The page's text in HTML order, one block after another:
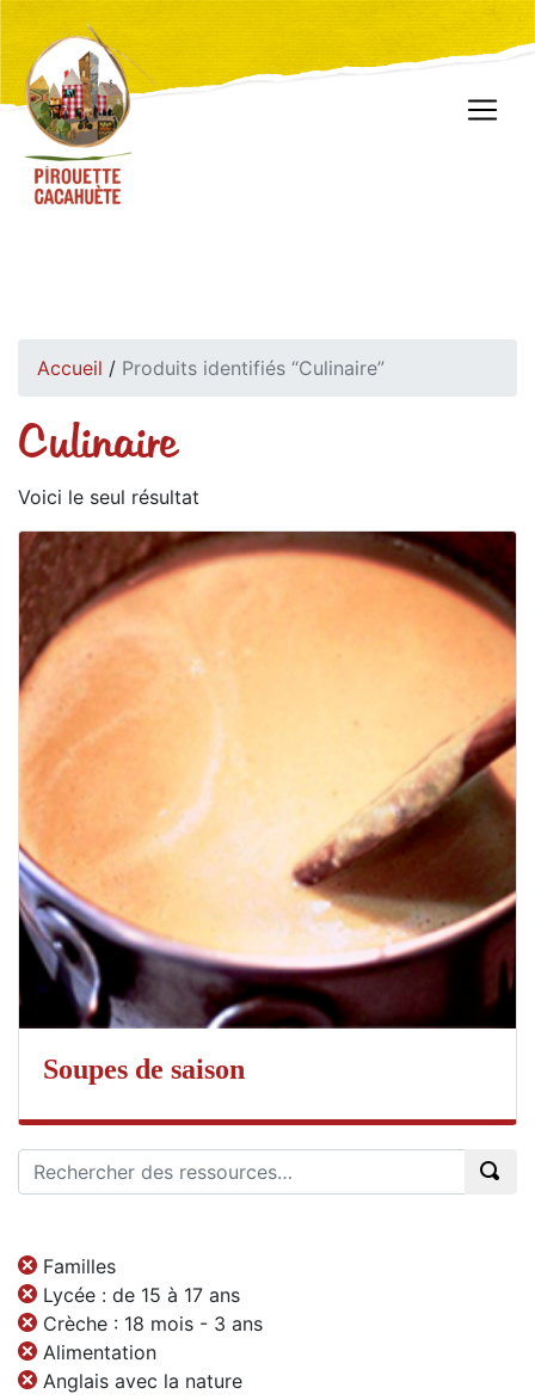
Accueil / Produits identifiés “Culinaire”
Culinaire
Voici le seul résultat
Soupes de saison
Familles
Lycée : de 15 à 17 ans
Crèche : 18 mois - 3 ans
Alimentation
Anglais avec la nature